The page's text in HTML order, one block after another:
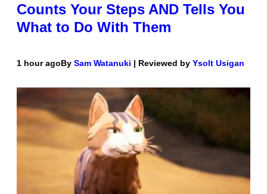
Counts Your Steps AND Tells You
What to Do With Them
1 hour agoBy Sam Watanuki | Reviewed by Ysolt Usigan